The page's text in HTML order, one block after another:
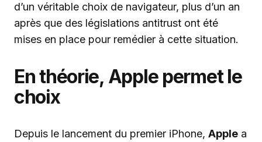
d’un véritable choix de navigateur, plus d’un an
après que des législations antitrust ont été
mises en place pour remédier à cette situation.
En théorie, Apple permet le
choix
Depuis le lancement du premier iPhone, Apple a